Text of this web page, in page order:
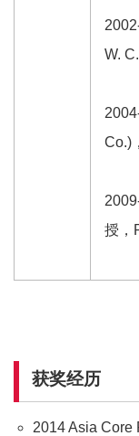
W.
Co.)
授，
获奖经历
2014 Asia Core